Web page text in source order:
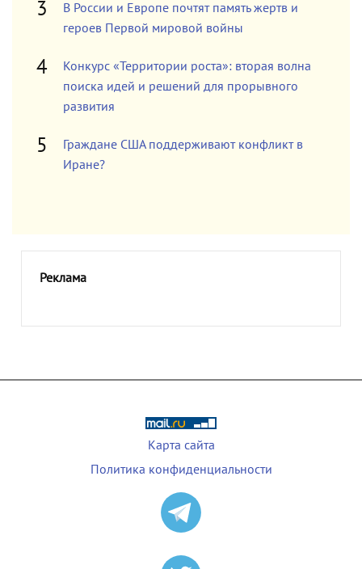
В России и Европе почтят память жертв и
героев Первой мировой войны
Конкурс «Территории роста»: вторая волна
поиска идей и решений для прорывного
развития
Граждане США поддерживают конфликт в
Иране?
Реклама
Карта сайта
Политика конфиденциальности